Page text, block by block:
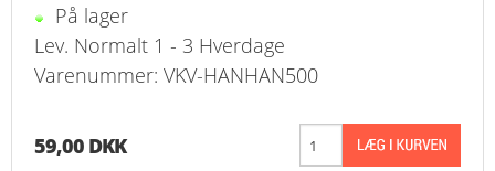
LOG UD
På lager
Lev. Normalt 1 - 3 Hverdage
Varenummer: VKV-HANHAN500
59,00 DKK